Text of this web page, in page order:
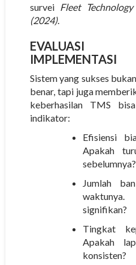
survei Fleet
(2024).
EVALUASI
IMPLEMENTASI
Sistem yang sukses
benar, tapi juga
keberhasilan TMS
indikator:
Efisiensi
Apakah
sebelumnya?
Jumlah
waktunya.
signifikan?
Tingkat
Apakah
konsisten?